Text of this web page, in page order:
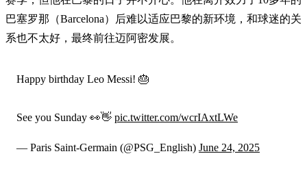
巴塞罗那（Barcelona）后难以适应巴黎的新环境，和球迷的关
系也不太好，最终前往迈阿密发展。
Happy birthday Leo Messi! 🎂
See you Sunday 👀👋 pic.twitter.com/wcrIAxtLWe
— Paris Saint-Germain (@PSG_English) June 24, 2025